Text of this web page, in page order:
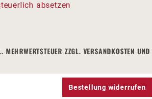
absetzen
ZZGL. VERSANDKOSTEN
Bestellung widerrufen